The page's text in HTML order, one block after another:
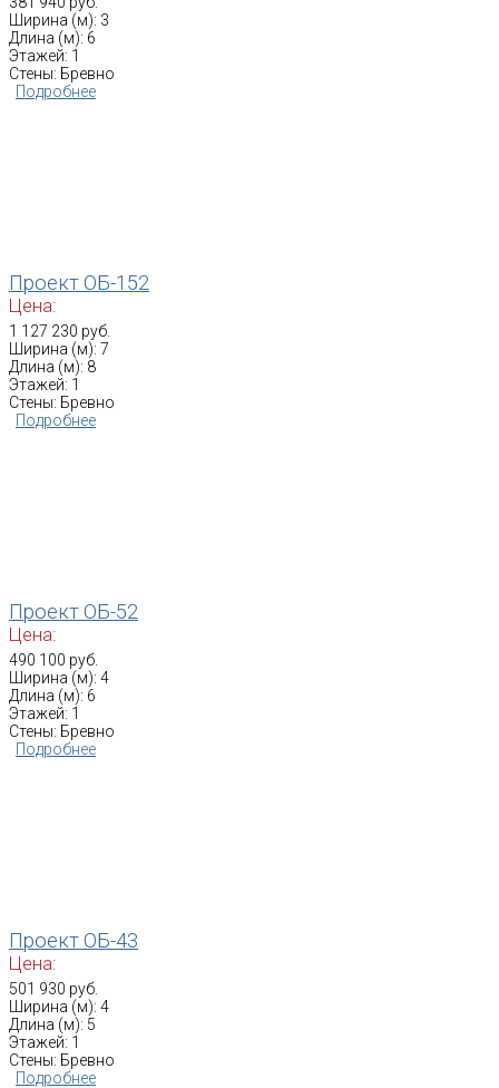
Ширина (м): 3
Длина (м): 6
Этажей: 1
Стены: Бревно
Подробнее
Проект ОБ-152
Цена:
1 127 230 руб.
Ширина (м): 7
Длина (м): 8
Этажей: 1
Стены: Бревно
Подробнее
Проект ОБ-52
Цена:
490 100 руб.
Ширина (м): 4
Длина (м): 6
Этажей: 1
Стены: Бревно
Подробнее
Проект ОБ-43
Цена:
501 930 руб.
Ширина (м): 4
Длина (м): 5
Этажей: 1
Стены: Бревно
Подробнее